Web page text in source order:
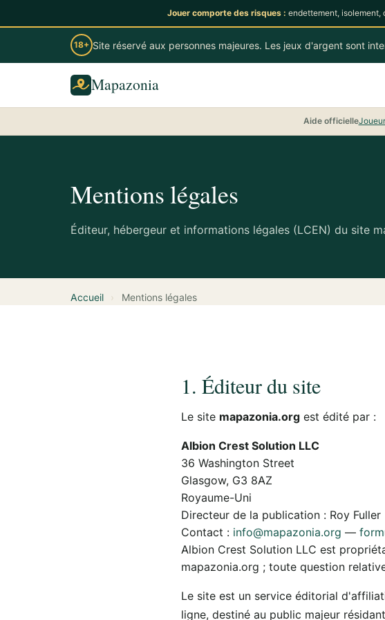
Jouer comporte des risques : endettement, isolement,
18+ Site réservé aux personnes majeures. Les jeux d'argent sont
Mapazonia
Aide officielle
Mentions légales
Éditeur, hébergeur et informations légales (LCEN) du site
Accueil › Mentions légales
1. Éditeur du site
Le site mapazonia.org est édité par :
Albion Crest Solution LLC
36 Washington Street
Glasgow, G3 8AZ
Royaume-Uni
Directeur de la publication : Roy Fuller
Contact : info@mapazonia.org —
Albion Crest Solution LLC est
mapazonia.org ; toute question
Le site est un service éditorial
ligne, destiné au public majeur